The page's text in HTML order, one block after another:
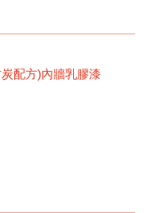
配方)內牆乳膠漆